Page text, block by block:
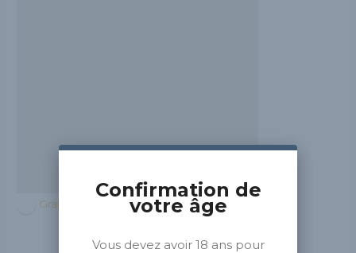
Grand Est
Confirmation de
votre âge
Vous devez avoir 18 ans pour